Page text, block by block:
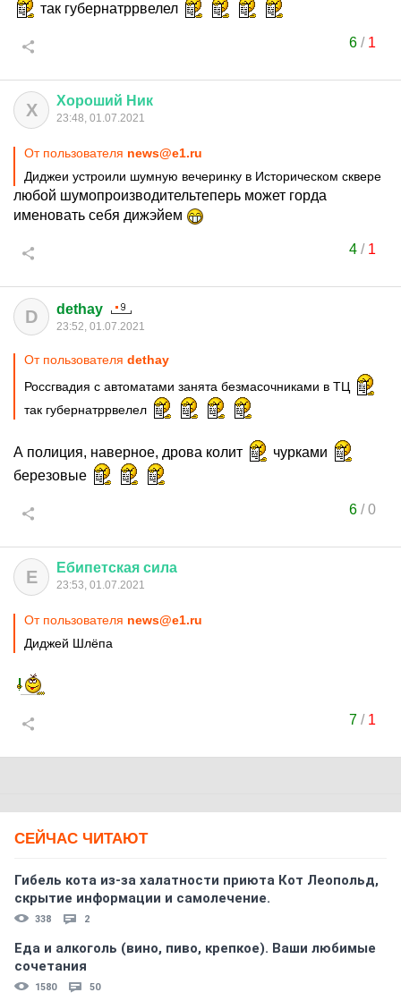
так губернатррвелел
6/ 1
Х Хороший Ник
23:48, 01.07.2021
От пользователя news@e1.ru
Диджеи устроили шумную вечеринку в Историческом сквере
любой шумопроизводительтеперь может горда
именовать себя дижэйем
4/ 1
D dethay
23:52, 01.07.2021
От пользователя dethay
Россгвадия с автоматами занята безмасочниками в ТЦ
так губернатррвелел
А полиция, наверное, дрова колит
чурками
березовые
6/0
Е Ебипетская сила
23:53, 01.07.2021
От пользователя news@e1.ru
Диджей Шлёпа
7/ 1
СЕЙЧАС ЧИТАЮТ
Гибель кота из-за халатности приюта Кот Леопольд,
скрытиe информации и самолечение.
338 2
Еда и алкоголь (вино, пиво, крепкое). Ваши любимые
сочетания
1580 50